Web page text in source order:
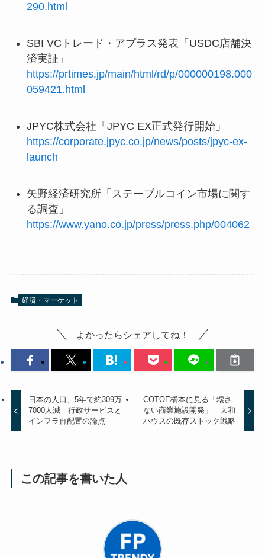
290.html
SBI VCトレード・アプラス発表「USDC店舗決
済実証」
https://prtimes.jp/main/html/rd/p/000000198.000
059421.html
JPYC株式会社「JPYC EX正式発行開始」
https://corporate.jpyc.co.jp/news/posts/jpyc-ex-
launch
矢野経済研究所「ステーブルコイン市場に関す
る調査」
https://www.yano.co.jp/press/press.php/004062
経済・マーケット
よかったらシェアしてね！
日本の人口、5年で約309万
7000人減 行政サービスと
インフラ再配置の論点
COTOE橋本に見る「壊さ
ない商業施設開発」 大和
ハウスの既存ストック戦略
この記事を書いた人